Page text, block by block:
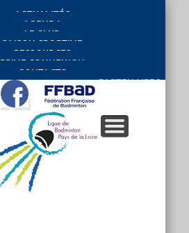
ACTUALITÉS
AGENDA
LE CLUB
SAISON SPORTIVE
RESSOURCES
PRIVE CONNEXION
CONTACTS
PARTENAIRES